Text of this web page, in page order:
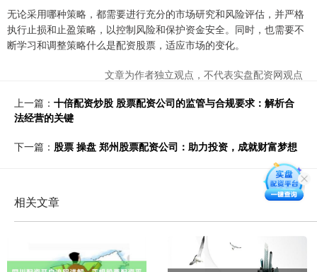
无论采用哪种策略，都需要进行充分的市场研究和风险评估，并严格
执行止损和止盈策略，以控制风险和保护资金安全。同时，也需要不
断学习和调整策略什么是配资股票，适应市场的变化。
文章为作者独立观点，不代表实盘配资网观点
上一篇： 十倍配资炒股 股票配资公司的监管与合规要求：解析合
法经营的关键
下一篇： 股票 操盘 郑州股票配资公司：助力投资，成就财富梦想
相关文章